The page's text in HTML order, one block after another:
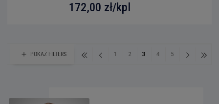
172,00 zł/kpl
POKAŻFILTERS 1 2 3 4 5